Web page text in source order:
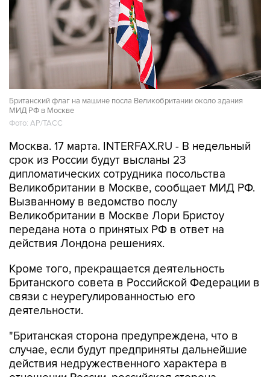
Британский флаг на машине посла Великобритании около здания
МИД РФ в Москве
Фото: AP/ТАСС
Москва. 17 марта. INTERFAX.RU - В недельный
срок из России будут высланы 23
дипломатических сотрудника посольства
Великобритании в Москве, сообщает МИД РФ.
Вызванному в ведомство послу
Великобритании в Москве Лори Бристоу
передана нота о принятых РФ в ответ на
действия Лондона решениях.
Кроме того, прекращается деятельность
Британского совета в Российской Федерации в
связи с неурегулированностью его
деятельности.
"Британская сторона предупреждена, что в
случае, если будут предприняты дальнейшие
действия недружественного характера в